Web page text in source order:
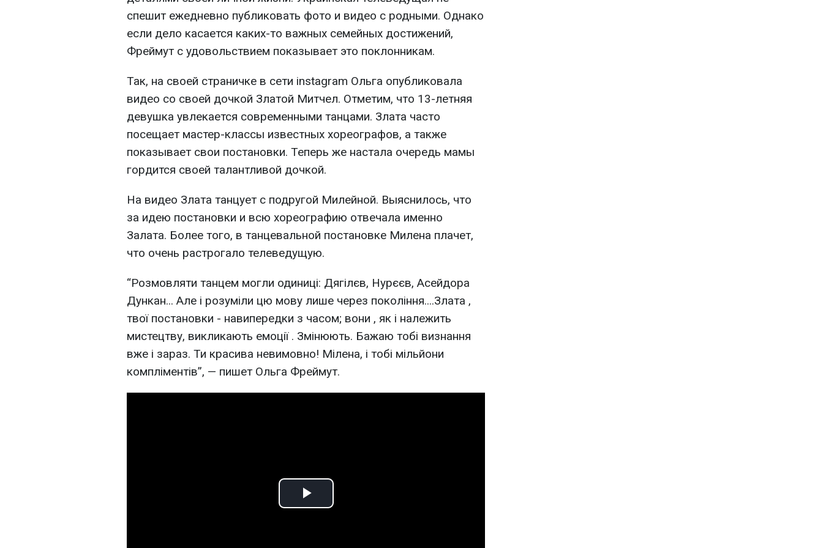
спешит ежедневно публиковать фото и видео с родными. Однако
если дело касается каких-то важных семейных достижений,
Фреймут с удовольствием показывает это поклонникам.
Так, на своей страничке в сети instagram Ольга опубликовала
видео со своей дочкой Златой Митчел. Отметим, что 13-летняя
девушка увлекается современными танцами. Злата часто
посещает мастер-классы известных хореографов, а также
показывает свои постановки. Теперь же настала очередь мамы
гордится своей талантливой дочкой.
На видео Злата танцует с подругой Милейной. Выяснилось, что
за идею постановки и всю хореографию отвечала именно
Залата. Более того, в танцевальной постановке Милена плачет,
что очень растрогало телеведущую.
“Розмовляти танцем могли одиниці: Дягілєв, Нурєєв, Асейдора
Дункан... Але і розуміли цю мову лише через покоління....Злата ,
твої постановки - навипередки з часом; вони , як і належить
мистецтву, викликають емоції . Змінюють. Бажаю тобі визнання
вже і зараз. Ти красива невимовно! Мілена, і тобі мільйони
компліментів”, — пишет Ольга Фреймут.
Play